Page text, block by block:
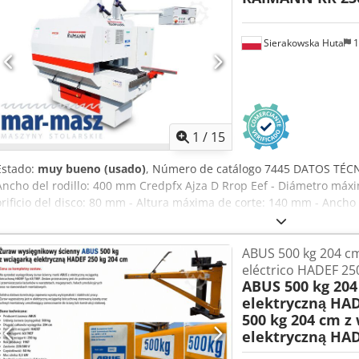
1 / 15
Sierakowska Huta
muy bueno (usado), Número de catálogo 7445 DATOS
del rodillo: 400 mm Credpfx Ajza D Rrop Eef - Diámetro
del disco: 80 mm - Altura máxima de corte: 140 mm -
- Longitud de la mesa: 2120 mm *Desde arriba: - Trinquetes -
presión liso - Eje con sierras - Rodillos lisos de presión, 2 uds
liso - Trinquetes - Cadena - Lubricación
velocidad de avance - Motor de avance: 1,1 kW - Motor principal:
0,75 kW - Elevación eléctrica del eje con sierras: 0,75 kW -
Dimensiones totales (L/A/H): 2200x1850x2100 mm - Peso
alemana – Láser – Elevación eléctrica del cuerpo y del eje –
– Sierra múltiple usada, en muy buen estado Precio neto: 109 900
dependiendo del tipo de cambio 4,2 EUR (Los precios pueden
ABUS 500 kg 204
eléctrico HADEF
ABUS 500 kg
elektryczną
500 kg 204 cm
elektryczną